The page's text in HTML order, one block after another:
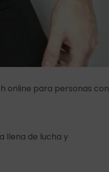
online para personas con
llena de lucha y